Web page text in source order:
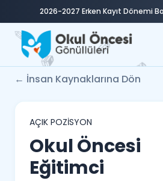
2026-2027 Erken Kayıt Dönemi
✏️
📚
📘
✏️
📚
✏️
← İnsan Kaynaklarına Dön
AÇIK POZİSYON
Okul Öncesi
Eğitimci